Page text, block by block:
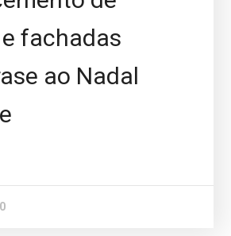
fachadas
ao Nadal